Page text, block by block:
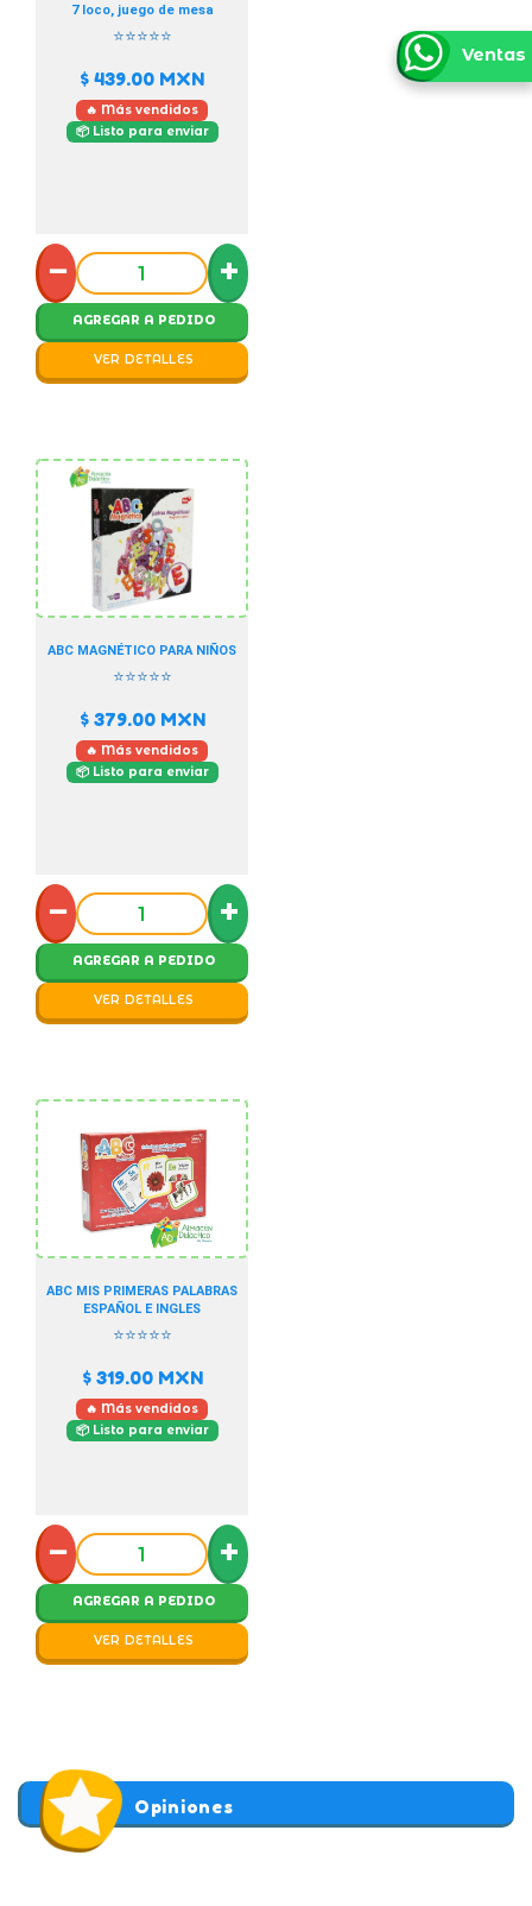
7 loco, juego de mesa
⭐⭐⭐⭐⭐
$ 439.00 MXN
🔥 Más vendidos
📦 Listo para enviar
− +
AGREGAR A PEDIDO
VER DETALLES
ABC MAGNÉTICO PARA NIÑOS
⭐⭐⭐⭐⭐
$ 379.00MXN
🔥 Más vendidos
📦 Listo para enviar
− +
AGREGAR A PEDIDO
VER DETALLES
ABC MIS PRIMERAS PALABRAS
ESPAÑOL E INGLES
⭐⭐⭐⭐⭐
$ 319.00MXN
🔥 Más vendidos
📦 Listo para enviar
− +
AGREGAR A PEDIDO
VER DETALLES
Opiniones
Ventas